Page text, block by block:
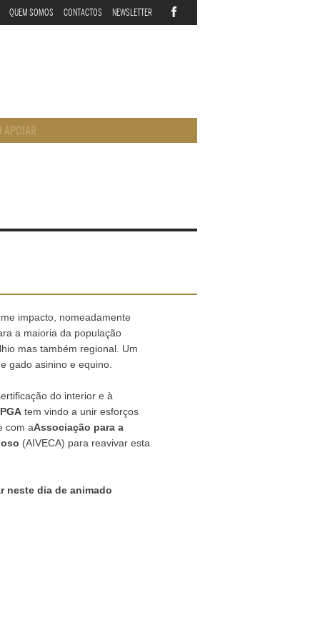
QUEM SOMOS CONTACTOS NEWSLETTER
APOIAR
impacto, nomeadamente
a maioria da população
mas também regional. Um
gado asinino e equino.
do interior e à
tem vindo a unir esforços
com aAssociação para a
(AIVECA) para reavivar esta
neste dia de animado